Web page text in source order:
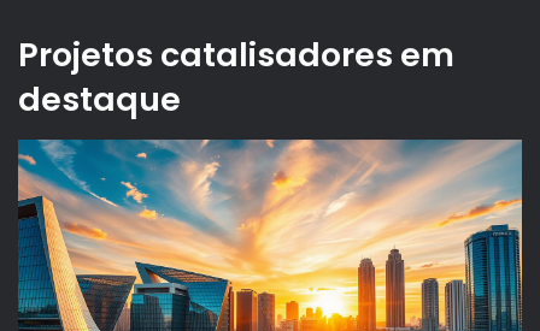
Projetos catalisadores em
destaque